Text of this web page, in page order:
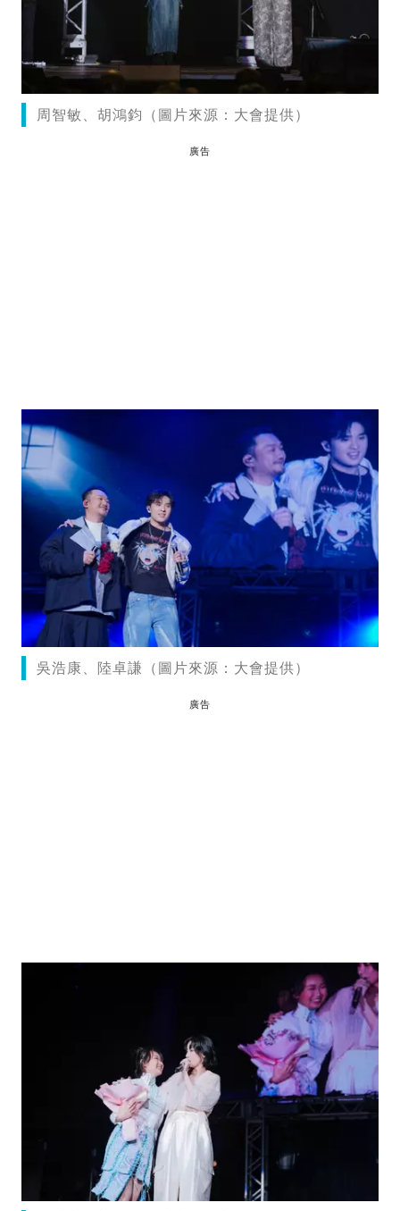
周智敏、胡鴻鈞（圖片來源：大會提供）
廣告
吳浩康、陸卓謙（圖片來源：大會提供）
廣告